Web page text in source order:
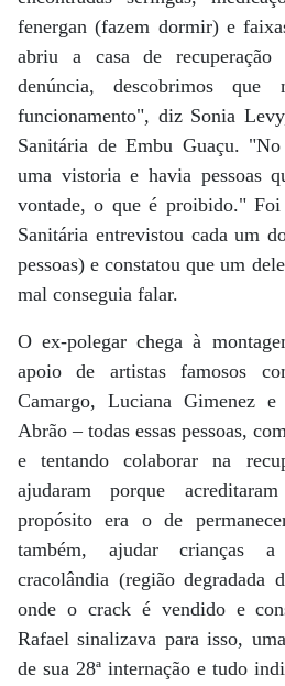
fenergan (fazem dormir) e
abriu a casa de
denúncia, descobrimos
funcionamento", diz Sonia
Sanitária de Embu Guaçu.
uma vistoria e havia pessoas
vontade, o que é proibido."
Sanitária entrevistou cada um
pessoas) e constatou que um
mal conseguia falar.
O ex-polegar chega à
apoio de artistas famosos
Camargo, Luciana Gimenez e
Abrão – todas essas pessoas,
e tentando colaborar na
ajudaram porque
propósito era o de
também, ajudar crianças
cracolândia (região degradada
onde o crack é vendido e
Rafael sinalizava para isso,
de sua 28ª internação e tudo